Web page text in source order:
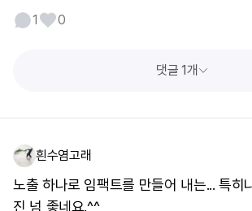
1 0
댓글 1개
흰수염고래
노출 하나로 임팩트를 만들어 내는... 특히
진 넘 좋네요.^^